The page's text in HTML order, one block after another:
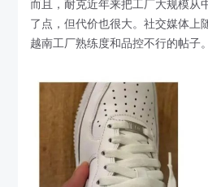
而且，耐克近年来把工厂大规模从
了点，但代价也很大。社交媒体上
越南工厂熟练度和品控不行的帖子。